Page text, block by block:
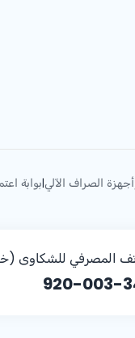
الصراف الآلي|بوابة
المصرفي للشكاوى
920-003-